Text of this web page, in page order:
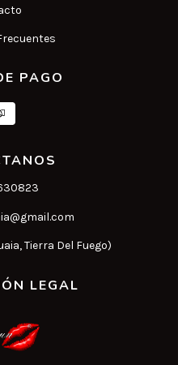
PAGO
Tierra Del Fuego)
LEGAL